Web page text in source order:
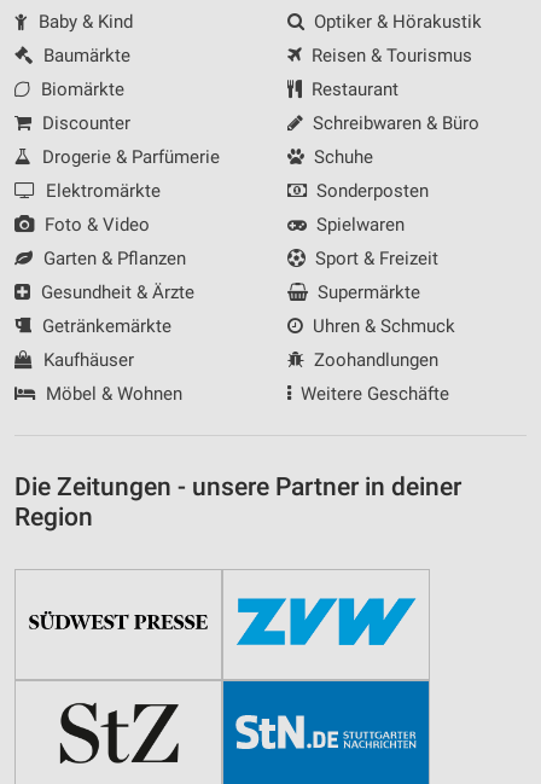
Baby & Kind
Baumärkte
Biomärkte
Discounter
Drogerie & Parfümerie
Elektromärkte
Foto & Video
Garten & Pflanzen
Gesundheit & Ärzte
Getränkemärkte
Kaufhäuser
Möbel & Wohnen
Optiker & Hörakustik
Reisen & Tourismus
Restaurant
Schreibwaren & Büro
Schuhe
Sonderposten
Spielwaren
Sport & Freizeit
Supermärkte
Uhren & Schmuck
Zoohandlungen
Weitere Geschäfte
Die Zeitungen - unsere Partner in deiner
Region